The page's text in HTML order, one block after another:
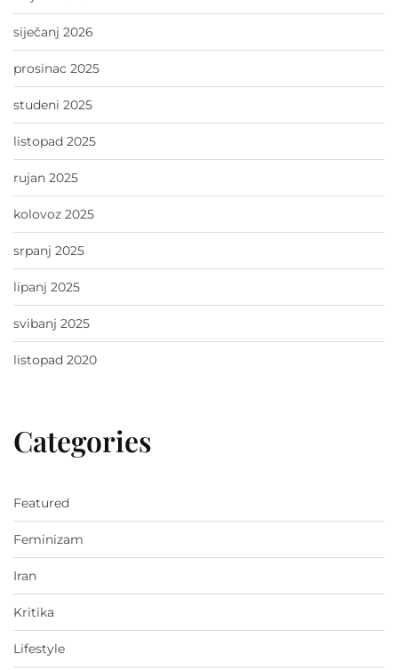
siječanj 2026
prosinac 2025
studeni 2025
listopad 2025
rujan 2025
kolovoz 2025
srpanj 2025
lipanj 2025
svibanj 2025
listopad 2020
Categories
Featured
Feminizam
Iran
Kritika
Lifestyle